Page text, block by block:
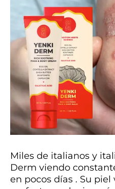
Miles de italianos y
Derm viendo
en pocos días . Su piel